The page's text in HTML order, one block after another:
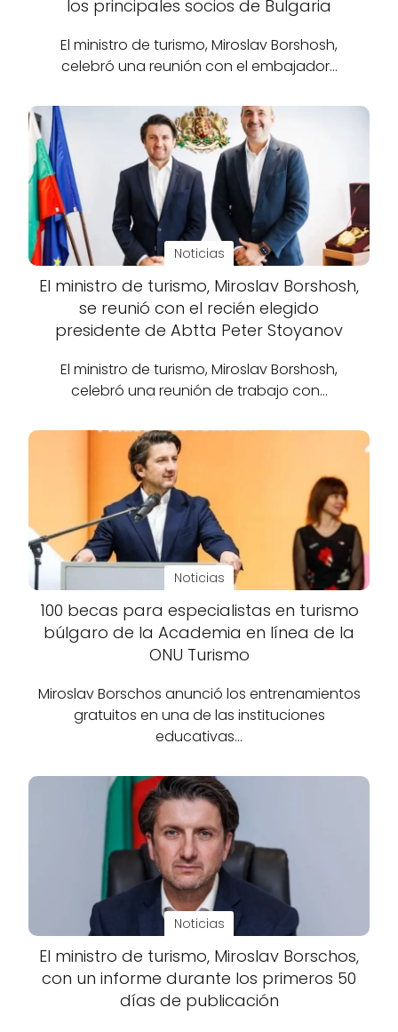
los principales socios de Bulgaria
El ministro de turismo, Miroslav Borshosh,
celebró una reunión con el embajador…
Noticias
El ministro de turismo, Miroslav Borshosh,
se reunió con el recién elegido
presidente de Abtta Peter Stoyanov
El ministro de turismo, Miroslav Borshosh,
celebró una reunión de trabajo con…
Noticias
100 becas para especialistas en turismo
búlgaro de la Academia en línea de la
ONU Turismo
Miroslav Borschos anunció los entrenamientos
gratuitos en una de las instituciones
educativas…
Noticias
El ministro de turismo, Miroslav Borschos,
con un informe durante los primeros 50
días de publicación